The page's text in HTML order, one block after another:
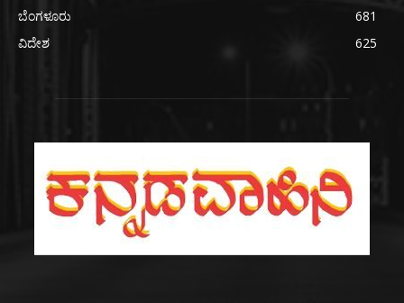
ಬೆಂಗಳೂರು
681
ವಿದೇಶ
625